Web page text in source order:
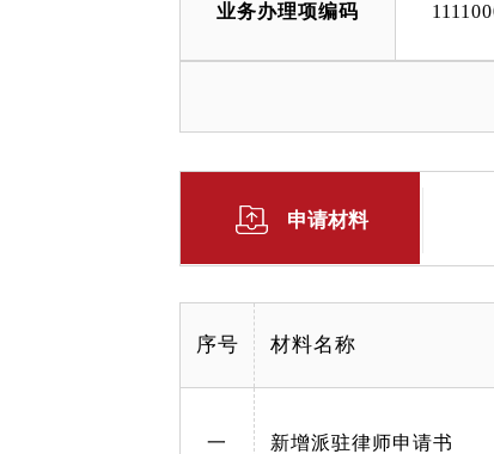
业务办理项编码
申请材料
序号 材料名称
一 新增派驻律师申请书